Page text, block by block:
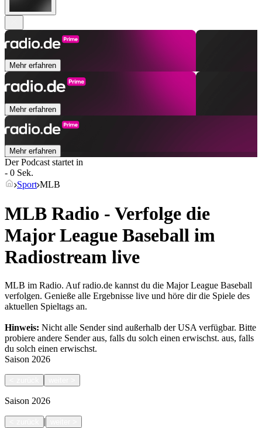
Mehr erfahren
Mehr erfahren
Mehr erfahren
Der Podcast startet in
- 0 Sek.
Sport MLB
MLB Radio - Verfolge die
Major League Baseball im
Radiostream live
MLB im Radio. Auf radio.de kannst du die Major League Baseball
verfolgen. Genieße alle Ergebnisse live und höre dir die Spiele des
aktuellen Spieltags an.
Hinweis: Nicht alle Sender sind außerhalb der USA verfügbar. Bitte
probiere andere Sender aus, falls du solch einen erwischst. aus, falls
du solch einen erwischst.
Saison 2026
Saison 2026
|